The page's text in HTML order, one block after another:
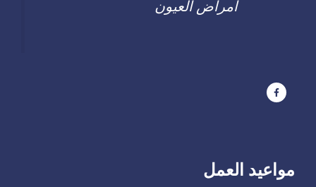
امراض العيون
مواعيد العمل